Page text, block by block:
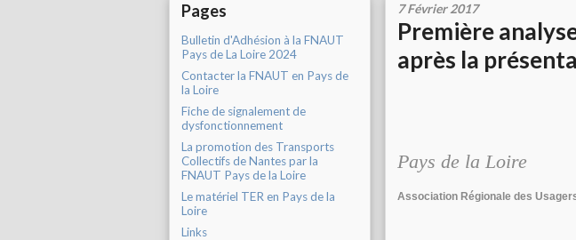
Pages
Bulletin d'Adhésion à la FNAUT
Pays de La Loire 2024
Contacter la FNAUT en Pays de
la Loire
Fiche de signalement de
dysfonctionnement
La promotion des Transports
Collectifs de Nantes par la
FNAUT Pays de la Loire
Le matériel TER en Pays de la
Loire
Links
7 Février 2017
Première
après la
Pays de la Loire
Association Régionale des